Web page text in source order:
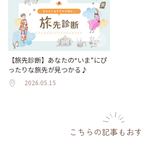
【旅先診断】あなたの“いま”にぴ
ったりな旅先が見つかる♪
2026.05.15
こちらの記事もお